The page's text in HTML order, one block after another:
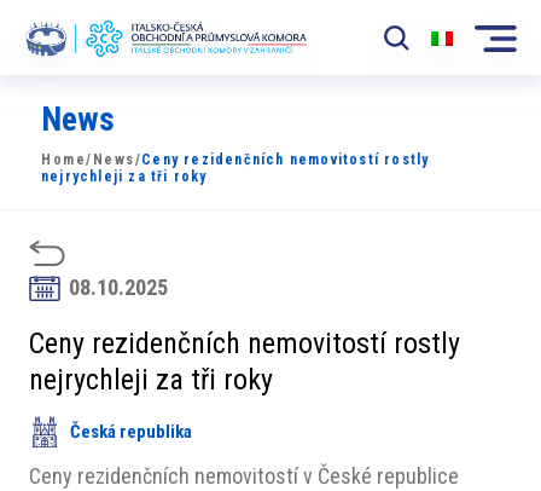
Komora
News
Rozvoj Trhu
Členové
Partneři
​​Projekty
News
Home/ News/Ceny rezidenčních nemovitostí rostly
nejrychleji za tři roky
08.10.2025
Ceny rezidenčních nemovitostí rostly
nejrychleji za tři roky
Česká republika
Ceny rezidenčních nemovitostí v České republice